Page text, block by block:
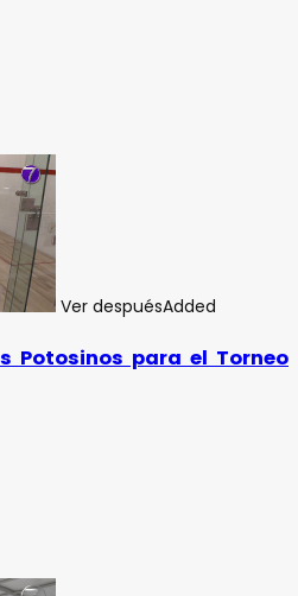
Ver despuésAdded
Potosinos para el Torneo